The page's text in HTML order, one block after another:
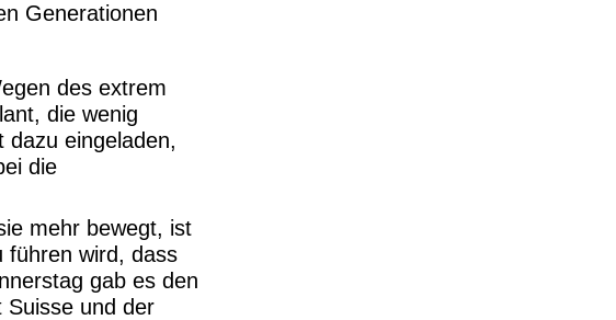
Generationen
des extrem
die wenig
dazu eingeladen,
die
mehr bewegt, ist
führen wird, dass
gab es den
Suisse und der